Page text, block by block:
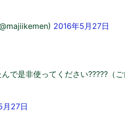
2016年5月27日
で是非使ってください?????（
月27日